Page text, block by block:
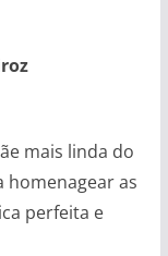
mais linda do
as
perfeita e